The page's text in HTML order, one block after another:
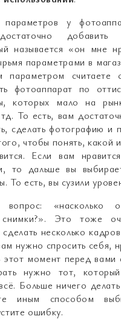
у
добавить
называется «он мне
параметрами в
параметром считаете
фотоаппарат по
которых мало на
То есть, вам
сделать фотографию и
чтобы понять, какой
Если вам
то дальше вы
То есть, вы сузили
«насколько
снимки?». Это тоже
несколько
нужно спросить себя,
момент перед вами
нужно тот,
Больше ничего
иным способом
ошибку.